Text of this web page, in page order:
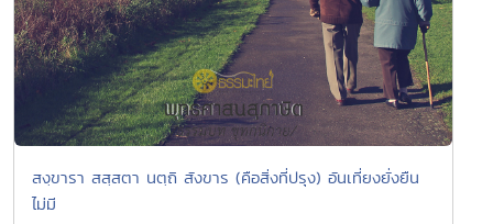
สงฺขารา สสฺสตา นตฺถิ สังขาร (คือสิ่งที่ปรุง) อันเที่ยงยั่งยืน
ไม่มี